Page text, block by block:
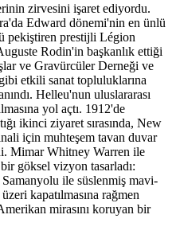
zirvesini işaret ediyordu.
Edward dönemi'nin en ünlü
pekiştiren prestijli Légion
Rodin'in başkanlık ettiği
ve Gravürcüler Derneği ve
etkili sanat topluluklarına
Helleu'nun uluslararası
yol açtı. 1912'de
ikinci ziyaret sırasında, New
için muhteşem tavan duvar
Mimar Whitney Warren ile
göksel vizyon tasarladı:
Samanyolu ile süslenmiş mavi-
kapatılmasına rağmen
mirasını koruyan bir